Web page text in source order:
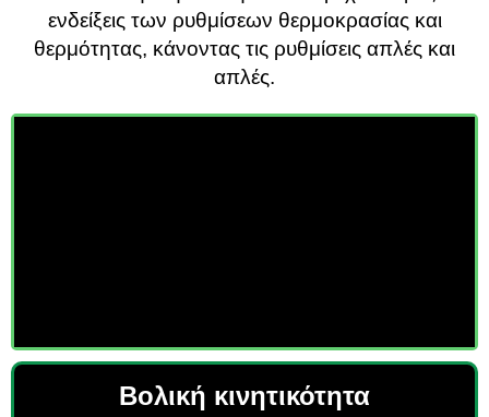
ενδείξεις των ρυθμίσεων θερμοκρασίας και
θερμότητας, κάνοντας τις ρυθμίσεις απλές και
απλές.
Βολική κινητικότητα